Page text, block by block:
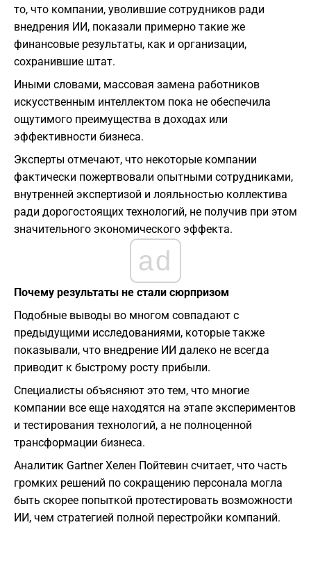
то, что компании, уволившие сотрудников ради
внедрения ИИ, показали примерно такие же
финансовые результаты, как и организации,
сохранившие штат.
Иными словами, массовая замена работников
искусственным интеллектом пока не обеспечила
ощутимого преимущества в доходах или
эффективности бизнеса.
Эксперты отмечают, что некоторые компании
фактически пожертвовали опытными сотрудниками,
внутренней экспертизой и лояльностью коллектива
ради дорогостоящих технологий, не получив при этом
значительного экономического эффекта.
ad
Почему результаты не стали сюрпризом
Подобные выводы во многом совпадают с
предыдущими исследованиями, которые также
показывали, что внедрение ИИ далеко не всегда
приводит к быстрому росту прибыли.
Специалисты объясняют это тем, что многие
компании все еще находятся на этапе экспериментов
и тестирования технологий, а не полноценной
трансформации бизнеса.
Аналитик Gartner Хелен Пойтевин считает, что часть
громких решений по сокращению персонала могла
быть скорее попыткой протестировать возможности
ИИ, чем стратегией полной перестройки компаний.